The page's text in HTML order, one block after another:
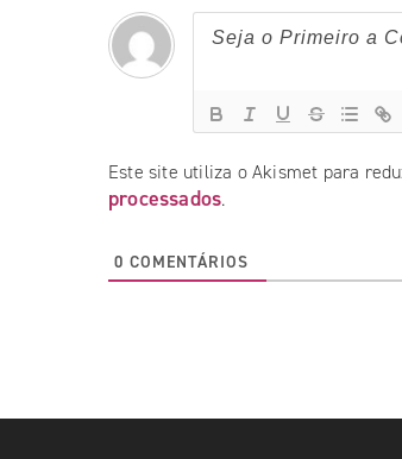
Este site utiliza o Akismet para
processados.
0 COMENTÁRIOS